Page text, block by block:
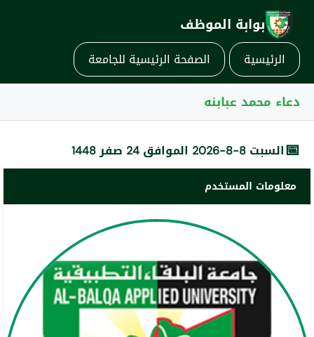
بوابة الموظف
الرئيسية الصفحة الرئيسية للجامعة
دعاء محمد عبابنه
📅السبت 8-8-2026 الموافق 24 صفر 1448
معلومات المستخدم